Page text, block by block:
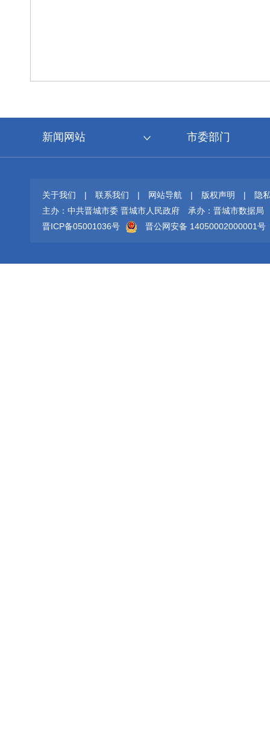
新闻网站 市委部门
关于我们 | 联系我们 | 网站导航 | 版权声明 |
隐
主办：中共晋城市委 晋城市人民政府
承办：晋城市数据局
晋ICP备05001036号
晋公网安备 14050002000001号